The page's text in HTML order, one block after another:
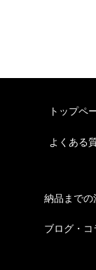
トップペ
よくある
納品までの
ブログ・コ